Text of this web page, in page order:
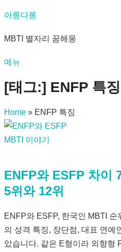
내
으
로
가
기
아롱다롱
MBTI 별자리 꿈해몽
메뉴
[태그:] ENFP 특징
Home » ENFP 특징
MBTI 이야기
ENFP와 ESFP 차이
5위와 12위
ENFP와 ESFP, 한국인 MBTI
의 성격 특징, 장단점, 대표 연예
았습니다. 같은 E형이라 외향형